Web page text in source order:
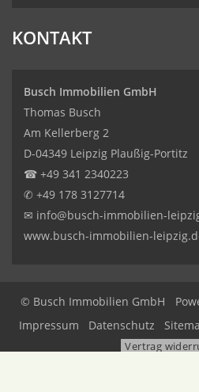
KONTAKT
Busch Immobilien GmbH
Thomas Busch
Am Kellerberg 2
D-04349 Leipzig Plaußig-Portitz
☎ +49 341 2340223
✆ +49 178 3127714
✉ info@busch-immobilien-
www.busch-immobilien-
© Busch Immobilien GmbH
Impressum
Datenschutz
Vertrag